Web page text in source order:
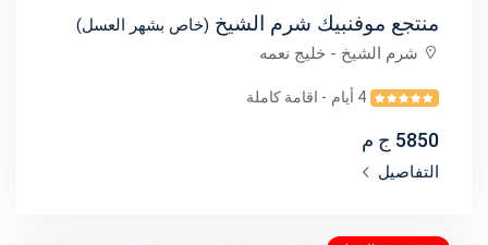
منتجع موفنبيك شرم الشيخ (خاص بشهر العسل)
شرم الشيخ - خليج نعمه
4 أيام - اقامة كاملة
5850 ج م
التفاصيل